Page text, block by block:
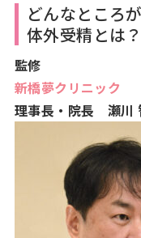
どんなところ
体外受精とは？
監修
新橋夢クリニック
理事長・院長 瀬川